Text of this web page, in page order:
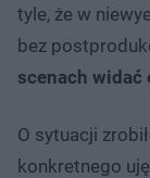
tyle, że w
bez
scenach widać
O sytuacji
konkretnego